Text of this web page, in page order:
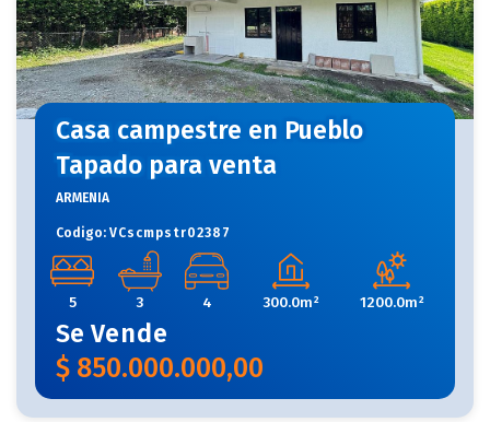
Casa campestre en Pueblo
Tapado para venta
ARMENIA
Codigo: VCscmpstr02387
5 3 4 300.0m² 1200.0m²
Se Vende
$ 850.000.000,00